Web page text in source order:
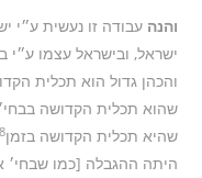
והנהעבודה זו נעשית ע״י
ישראל, ובישראל עצמו ע״י
והכהן גדול הוא תכלית
שהוא תכלית הקדושה
שהיא תכלית הקדושה בזמן
היתה ההגבלה [כמו